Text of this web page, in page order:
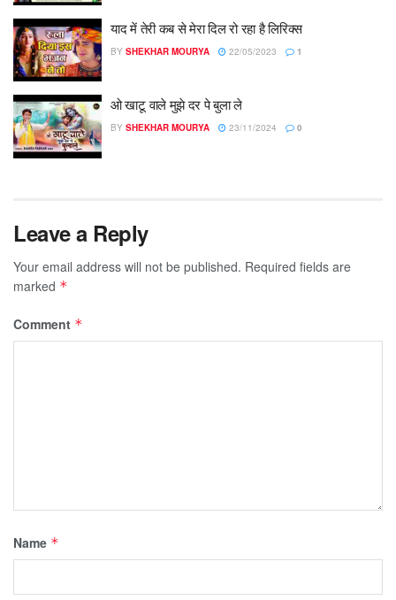
याद में तेरी कब से मेरा दिल रो रहा है लिरिक्स
BY SHEKHAR MOURYA 22/05/2023 1
ओ खाटू वाले मुझे दर पे बुला ले
BY SHEKHAR MOURYA 23/11/2024 0
Leave a Reply
Your email address will not be published. Required fields are
marked *
Comment *
Name *